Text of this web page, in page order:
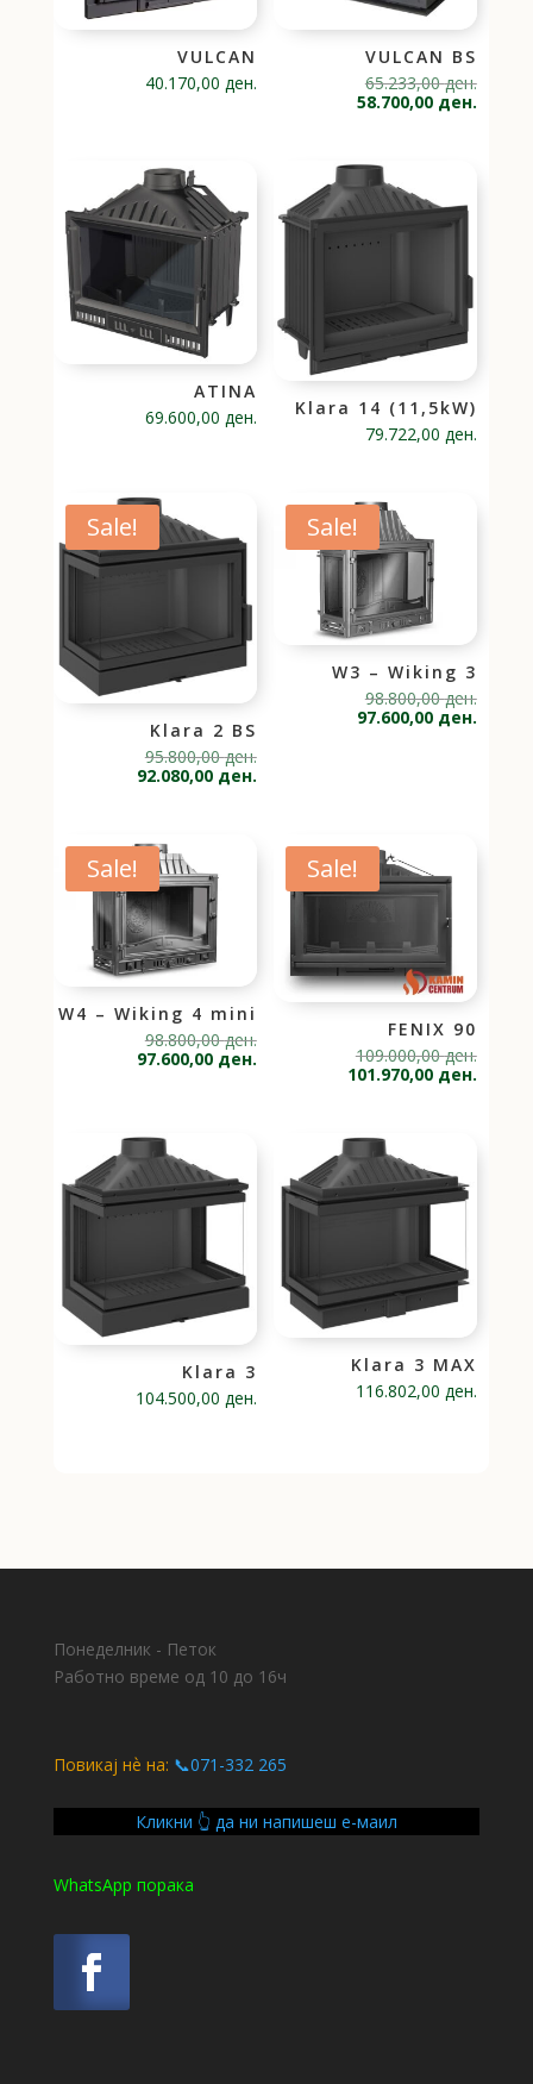
VULCAN
40.170,00 ден.
VULCAN BS
65.233,00ден.Original
price
58.700,00 ден.Current
ATINA
69.600,00 ден.
Klara 14 (11,5kW)
79.722,00 ден.
Sale!
Klara 2 BS
95.800,00ден.Original
price
92.080,00 ден.Current
Sale!
W3 – Wiking 3
98.800,00ден.Original
price
97.600,00 ден.Current
Sale!
W4 – Wiking 4 mini
98.800,00ден.Original
price
97.600,00 ден.Current
Sale!
FENIX 90
109.000,00ден.Original
101.970,00 ден.
Klara 3
104.500,00 ден.
Klara 3 MAX
116.802,00 ден.
Понеделник - Петок
Работно време од 10 до 16ч
Повикај нѐ на: 📞071-332 265
Кликни 👆 да ни напишеш е-маил
WhatsApp порака